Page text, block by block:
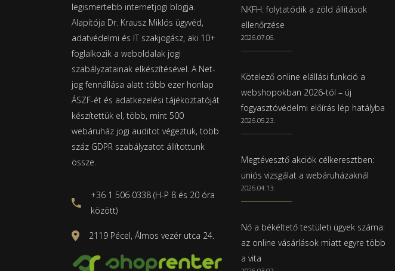
legismertebb internetjogi blogja.
Alapítója Dr. Krausz Miklós ügyvéd,
adatvédelmi és IT szakjogász, aki 10+
foglalkozik a weboldalak jogi
szabályzatainak elkészítésével. A Net-
jog fennállása alatt több ezer honlap
ÁSZF-ét és adatkezelési tájékoztatóját
készítettük el, több, mint 500
webáruház jogi auditot végeztük, több
száz GDPR szabályzatot állítottunk
össze.
+36 1 506 0338 (H-P 8 és 20 óra
között)
2119 Pécel, Álmos vezér utca 24.
NKFH: folytatódik a zöld állítások
ellenőrzése
2026.07.06.
Kötelező online elállási funkció a
webshopokban 2026-tól – új
fogyasztóvédelmi előírás lép hatályba
2026.05.23.
Megtévesztő akciók célkeresztben:
uniós vizsgálat a webáruházaknál
2026.04.13.
Nő a békéltető testületi ügyek száma:
az online vásárlások miatt egyre több
a vita